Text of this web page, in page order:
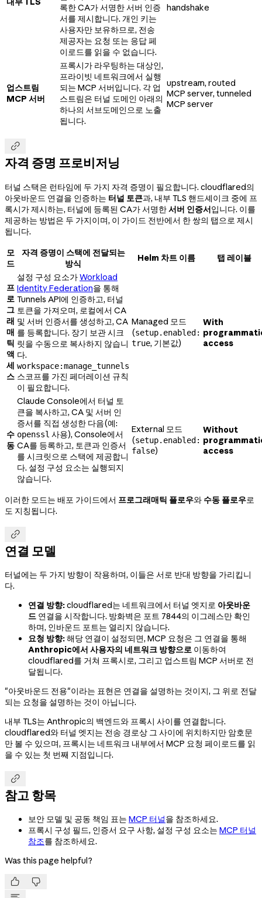
록한 CA가 서명한 서버 인증
서를 제시합니다. 개인 키는
사용자만 보유하므로, 전송
제공자는 요청 또는 응답 페
이로드를 읽을 수 없습니다.
handshake
업스트림
MCP 서버
프록시가 라우팅하는 대상인,
프라이빗 네트워크에서 실행
되는 MCP 서버입니다. 각 업
스트림은 터널 도메인 아래의
하나의 서브도메인으로 노출
됩니다.
upstream, routed
MCP server, tunneled
MCP server

자격 증명 프로비저닝
터널 스택은 런타임에 두 가지 자격 증명이 필요합니다. cloudflared의
아웃바운드 연결을 인증하는 터널 토큰과, 내부 TLS 핸드셰이크 중에 프
록시가 제시하는, 터널에 등록된 CA가 서명한서버 인증서입니다. 이를
제공하는 방법은 두 가지이며, 이 가이드 전반에서 한 쌍의 탭으로 제시
됩니다.
모
드
자격 증명이 스택에 전달되는
방식
Helm 차트 이름 탭 레이블
프
로
그
래
매
틱
액
세
스
설정 구성 요소가Workload
Identity Federation을 통해
Tunnels API에 인증하고, 터널
토큰을 가져오며, 로컬에서 CA
및 서버 인증서를 생성하고, CA
를 등록합니다. 장기 보관 시크
릿을 수동으로 복사하지 않습니
다.
workspace:manage_tunnels
스코프를 가진 페더레이션 규칙
이 필요합니다.
Managed 모드
(setup.enabled:
true, 기본값)
With
access
수
동
Claude Console에서 터널 토
큰을 복사하고, CA 및 서버 인
증서를 직접 생성한 다음(예:
openssl 사용), Console에서
CA를 등록하고, 토큰과 인증서
를 시크릿으로 스택에 제공합니
다. 설정 구성 요소는 실행되지
않습니다.
External 모드
(setup.enabled:
false)
Without
access
이러한 모드는 배포 가이드에서 프로그래매틱 플로우와 수동 플로우로
도 지칭됩니다.

연결 모델
터널에는 두 가지 방향이 작용하며, 이들은 서로 반대 방향을 가리킵니
다.
연결 방향:cloudflared는 네트워크에서 터널 엣지로 아웃바운
드 연결을 시작합니다. 방화벽은 포트 7844의 이그레스만 확인
하며, 인바운드 포트는 열리지 않습니다.
요청 방향:해당 연결이 설정되면, MCP 요청은 그 연결을 통해
Anthropic에서 사용자의 네트워크 방향으로 이동하여
cloudflared를 거쳐 프록시로, 그리고 업스트림 MCP 서버로 전
달됩니다.
"아웃바운드 전용"이라는 표현은 연결을 설명하는 것이지, 그 위로 전달
되는 요청을 설명하는 것이 아닙니다.
내부 TLS는 Anthropic의 백엔드와 프록시 사이를 연결합니다.
cloudflared와 터널 엣지는 전송 경로상 그 사이에 위치하지만 암호문
만 볼 수 있으며, 프록시는 네트워크 내부에서 MCP 요청 페이로드를 읽
을 수 있는 첫 번째 지점입니다.

참고 항목
보안 모델 및 공동 책임 표는 MCP 터널을 참조하세요.
프록시 구성 필드, 인증서 요구 사항, 설정 구성 요소는 MCP 터널
참조를 참조하세요.
Was this page helpful?
 